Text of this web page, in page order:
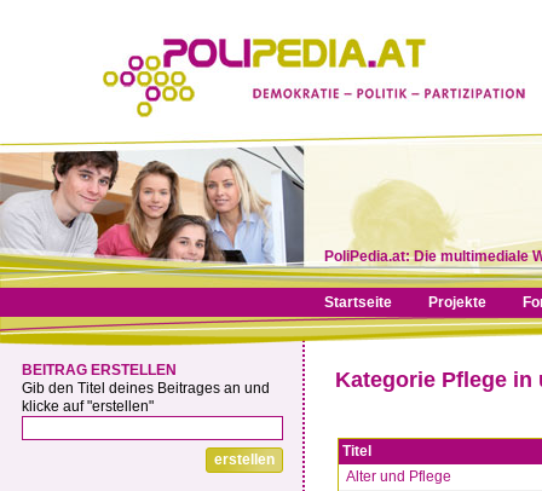
PoliPedia.at: Die multimediale
Startseite Projekte
Kategorie Pflege in
Titel
Alter und Pflege
BEITRAG ERSTELLEN
Gib den Titel deines Beitrages an und
klicke auf "erstellen"